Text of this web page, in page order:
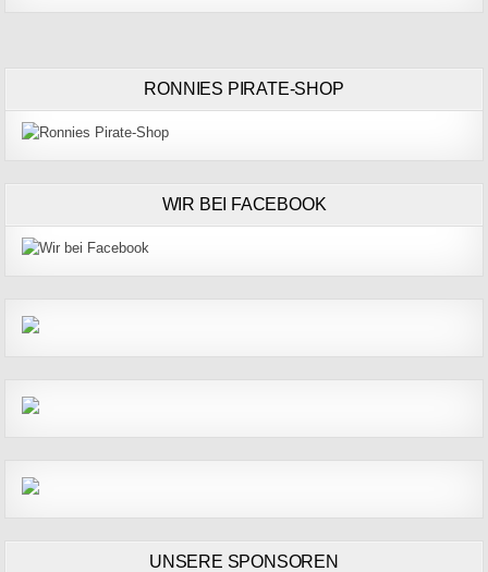
RONNIES PIRATE-SHOP
WIR BEI FACEBOOK
UNSERE SPONSOREN